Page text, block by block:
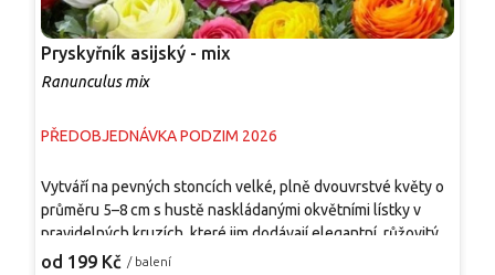
Pryskyřník asijský - mix
Ranunculus mix
PŘEDOBJEDNÁVKA PODZIM 2026
od 199 Kč / balení
Vytváří na pevných stoncích velké, plně dvouvrstvé květy o
průměru 5–8 cm s hustě naskládanými okvětními lístky v
pravidelných kruzích, které jim dodávají elegantní, růžovitý
vzhled. Listy jsou tmavě zelené a jemně členěné, tvoří